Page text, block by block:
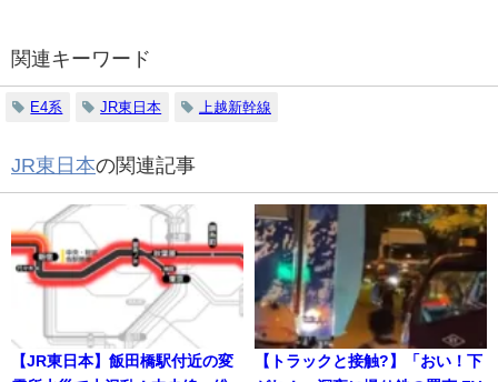
関連キーワード
E4系 JR東日本 上越新幹線
JR東日本の関連記事
【JR東日本】飯田橋駅付近の変
【トラックと接触?】「おい！下